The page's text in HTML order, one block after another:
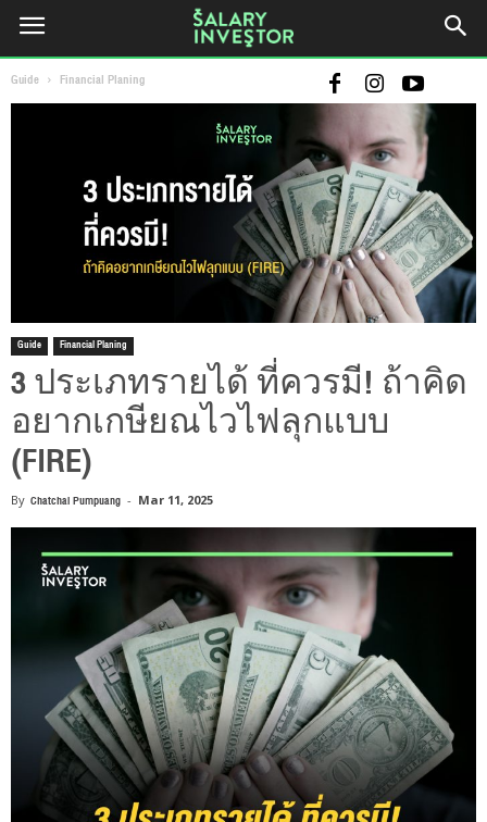
Guide Financial Planing
Guide Financial Planing
3 ประเภทรายได้ ที่ควรมี! ถ้าคิด
อยากเกษียณไวไฟลุกแบบ
(FIRE)
By Chatchai Pumpuang - Mar 11, 2025